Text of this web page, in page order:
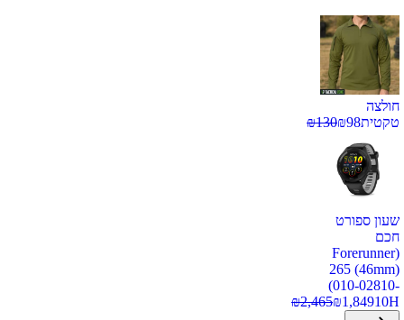
חולצה
טקטית
₪98
₪130
שעון ספורט
חכם
(Forerunner
265 (46mm)
(010-02810-
10H
₪1,849
₪2,465